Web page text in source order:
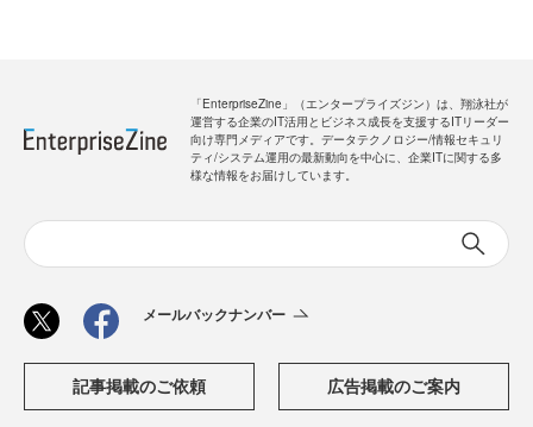
「EnterpriseZine」（エンタープライズジン）は、翔泳社が
運営する企業のIT活用とビジネス成長を支援するITリーダー
向け専門メディアです。データテクノロジー/情報セキュリ
ティ/システム運用の最新動向を中心に、企業ITに関する多
様な情報をお届けしています。
メールバックナンバー
記事掲載のご依頼 広告掲載のご案内